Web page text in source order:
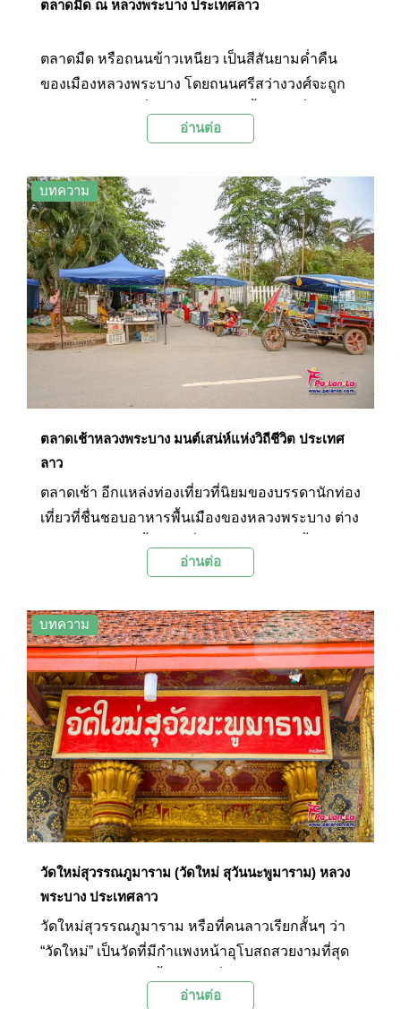
ตลาดมืด ณ หลวงพระบาง ประเทศลาว
ตลาดมืด หรือถนนข้าวเหนียว เป็นสีสันยามค่ำคืน
ของเมืองหลวงพระบาง โดยถนนศรีสว่างวงศ์จะถูก
บ้านหลวงพระบาง หรือชนกลุ่มน้อยชาวม้ง ต่างพา
เลือกซื้อ ไม่ว่าจะเป็น เครื่องเงิน ผ้าลายพื้นเมือง และ
ของที่ระลึกจากหลวงพระบาง นับเป็นตลาดแห่งการ
ค้าที่คึกคักของเมืองหลวงพระบางจนมีคำกล่าวที่ว่า
“หากกรุงเทพฯ มีถนนข้าวสาร หลวงพระบางก็มีถนน
ข้าวเหนียว”
อ่านต่อ
บทความ
ตลาดเช้าหลวงพระบาง มนต์เสน่ห์แห่งวิถีชีวิต ประเทศ
ลาว
ตลาดเช้า อีกแหล่งท่องเที่ยวที่นิยมของบรรดานักท่อง
เที่ยวที่ชื่นชอบอาหารพื้นเมืองของหลวงพระบาง ต่าง
มีให้เลือกแล้วยังมีวัตถุดิบที่แปลกออกไปให้ได้ดูอีก
ของชาวหลวงพระบางได้ดี
อ่านต่อ
บทความ
วัดใหม่สุวรรณภูมาราม (วัดใหม่ สุวันนะพูมาราม) หลวง
พระบาง ประเทศลาว
วัดใหม่สุวรรณภูมาราม หรือที่คนลาวเรียกสั้นๆ ว่า
“วัดใหม่” เป็นวัดที่มีกำแพงหน้าอุโบสถสวยงามที่สุด
ดรชาดกและรามเกียรติ์ได้อย่างดี ทำให้วัดใหม่
อ่านต่อ